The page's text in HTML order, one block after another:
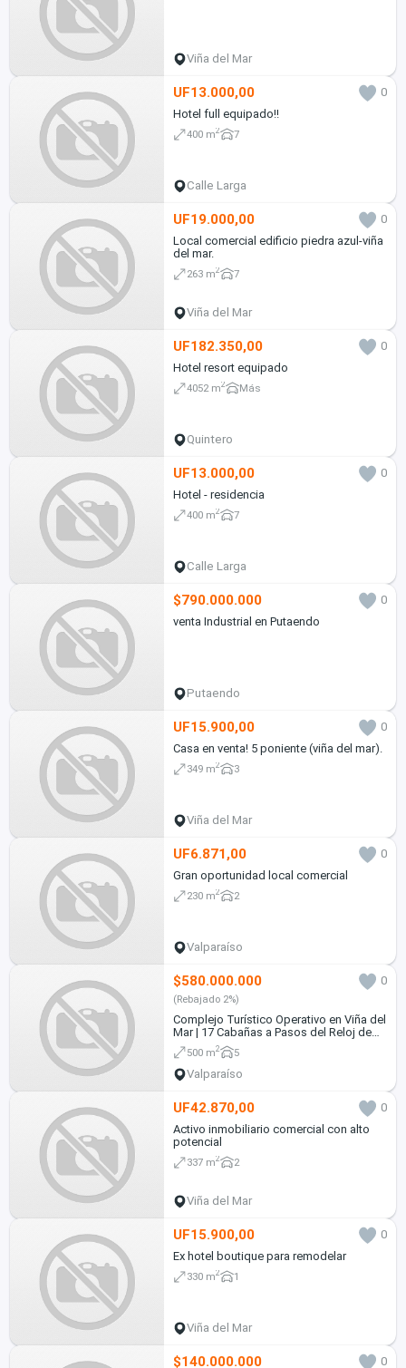
Viña del Mar
UF13.000,00
0
Hotel full equipado!!
400 m2 7
Calle Larga
UF19.000,00
0
Local comercial edificio piedra azul-viña
del mar.
263 m2 7
Viña del Mar
UF182.350,00
0
Hotel resort equipado
4052 m2 Más
Quintero
UF13.000,00
0
Hotel - residencia
400 m2 7
Calle Larga
$790.000.000
0
venta Industrial en Putaendo
Putaendo
UF15.900,00
0
Casa en venta! 5 poniente (viña del mar).
349 m2 3
Viña del Mar
UF6.871,00
0
Gran oportunidad local comercial
230 m2 2
Valparaíso
$580.000.000 0
(Rebajado 2%)
Complejo Turístico Operativo en Viña del
Mar | 17 Cabañas a Pasos del Reloj de
Flores
500 m2 5
Valparaíso
UF42.870,00
0
Activo inmobiliario comercial con alto
potencial
337 m2 2
Viña del Mar
UF15.900,00
0
Ex hotel boutique para remodelar
330 m2 1
Viña del Mar
$140.000.000 0